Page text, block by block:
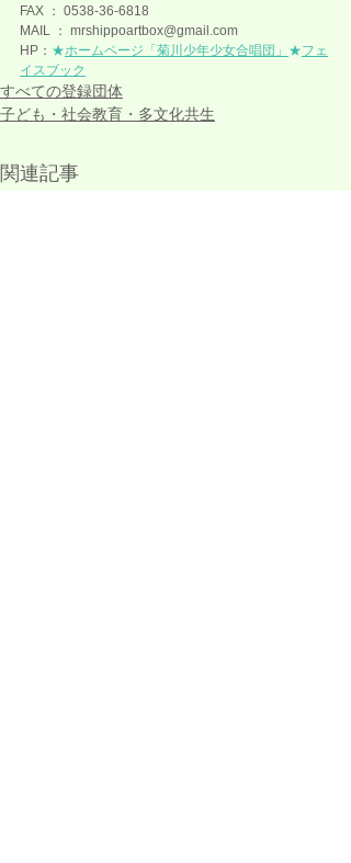
FAX ： 0538-36-6818
MAIL ： mrshippoartbox@gmail.com
HP： ★ホームページ「菊川少年少女合唱団」 ★フェ
イスブック
すべての登録団体
子ども・社会教育・多文化共生
関連記事